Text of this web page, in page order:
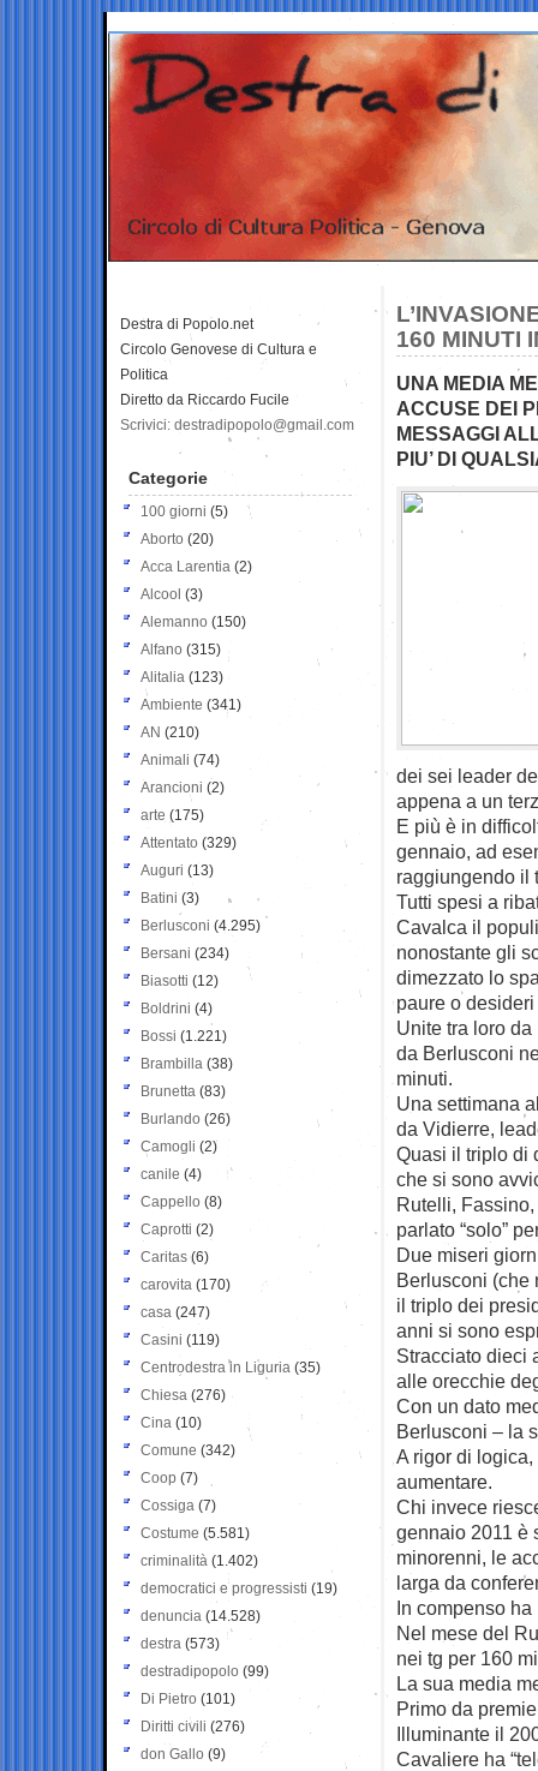
160 MINUTI
UNA MEDIA
ACCUSE DEI
MESSAGGI
PIU’ DI
dei sei leader
appena a un
E più è in
gennaio, ad
raggiungendo il
Tutti spesi a
Cavalca il
nonostante gli
dimezzato lo
paure o desideri
Unite tra loro
da Berlusconi
minuti.
Una settimana
da Vidierre,
Quasi il triplo di
che si sono
Rutelli,
parlato “solo”
Due miseri
Berlusconi (che
il triplo dei
anni si sono
Stracciato dieci
alle orecchie
Con un dato
Berlusconi – la
A rigor di
aumentare.
Chi invece
gennaio 2011 è
minorenni, le
larga da
In compenso
Nel mese del
nei tg per 160
La sua media
Primo da
Illuminante il
Cavaliere ha
Destra di Popolo.net
Circolo Genovese di Cultura e
Politica
Diretto da Riccardo Fucile
Scrivici: destradipopolo@gmail.com
Categorie
100 giorni (5)
Aborto (20)
Acca Larentia (2)
Alcool (3)
Alemanno (150)
Alfano (315)
Alitalia (123)
Ambiente (341)
AN (210)
Animali (74)
Arancioni (2)
arte (175)
Attentato (329)
Auguri (13)
Batini (3)
Berlusconi (4.295)
Bersani (234)
Biasotti (12)
Boldrini (4)
Bossi (1.221)
Brambilla (38)
Brunetta (83)
Burlando (26)
Camogli (2)
canile (4)
Cappello (8)
Caprotti (2)
Caritas (6)
carovita (170)
casa (247)
Casini (119)
Centrodestra in Liguria (35)
Chiesa (276)
Cina (10)
Comune (342)
Coop (7)
Cossiga (7)
Costume (5.581)
criminalità (1.402)
democratici e progressisti (19)
denuncia (14.528)
destra (573)
destradipopolo (99)
Di Pietro (101)
Diritti civili (276)
don Gallo (9)